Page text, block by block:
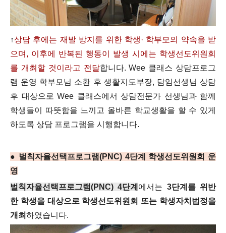
↑상담 후에는 재발 방지를 위한 학생· 학부모의 약속을 받
으며, 이후에 반복된 행동이 발생 시에는 학생선도위원회
를 개최할 것이라고 전달합니다.Wee 클래스 상담프로그
램 운영 학부모님 소환 후 생활지도부장, 담임선생님 상담
후 대상으로 Wee 클래스에서 상담전문가 선생님과 함께
학생들이 따뜻함을 느끼고 올바른 학교생활을 할 수 있게
하도록 상담 프로그램을 시행합니다.
● 벌칙자율선택프로그램(PNC) 4단계 학생선도위원회 운
영
벌칙자율선택프로그램(PNC) 4단계 에서는 3단계를 위반
한 학생을 대상으로 학생선도위원회 또는 학생자치법정을
개최 하였습니다.